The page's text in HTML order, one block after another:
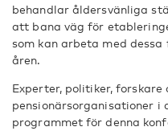
behandlar åldersvänliga
att bana väg för
som kan arbeta med
åren.
Experter, politiker,
pensionärsorganisationer i
programmet för denna